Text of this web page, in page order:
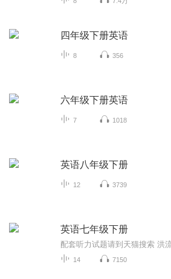
四年级下册英语
8 356
六年级下册英语
7 1018
英语八年级下册
12 3739
英语七年级下册
配套听力试题请到天猫搜索 洪
14 7150